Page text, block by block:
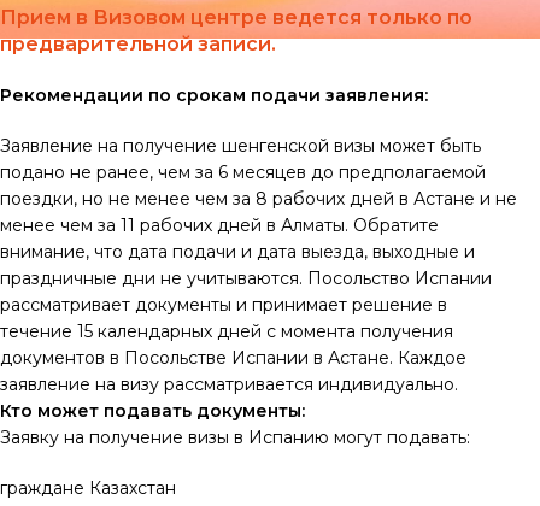
Прием в Визовом центре ведется только по
предварительной записи.
Рекомендации по срокам подачи заявления:
Заявление на получение шенгенской визы может быть
подано не ранее, чем за 6 месяцев до предполагаемой
поездки, но не менее чем за 8 рабочих дней в Астане и не
менее чем за 11 рабочих дней в Алматы. Обратите
внимание, что дата подачи и дата выезда, выходные и
праздничные дни не учитываются. Посольство Испании
рассматривает документы и принимает решение в
течение 15 календарных дней с момента получения
документов в Посольстве Испании в Астане. Каждое
заявление на визу рассматривается индивидуально.
Кто может подавать документы:
Заявку на получение визы в Испанию могут подавать:
граждане Казахстан